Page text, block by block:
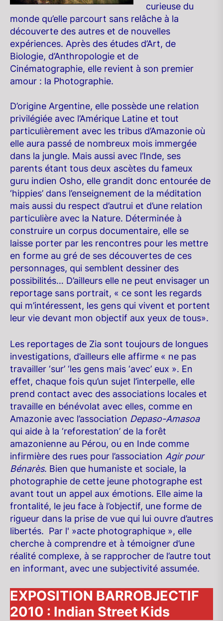
curieuse du
monde qu’elle parcourt sans relâche à la
découverte des autres et de nouvelles
expériences. Après des études d’Art, de
Biologie, d’Anthropologie et de
Cinématographie, elle revient à son premier
amour : la Photographie.
D’origine Argentine, elle possède une relation
privilégiée avec l’Amérique Latine et tout
particulièrement avec les tribus d’Amazonie où
elle aura passé de nombreux mois immergée
dans la jungle. Mais aussi avec l’Inde, ses
parents étant tous deux ascètes du fameux
guru indien Osho, elle grandit donc entourée de
‘hippies’ dans l’enseignement de la méditation
mais aussi du respect d’autrui et d’une relation
particulière avec la Nature. Déterminée à
construire un corpus documentaire, elle se
laisse porter par les rencontres pour les mettre
en forme au gré de ses découvertes de ces
personnages, qui semblent dessiner des
possibilités… D’ailleurs elle ne peut envisager un
reportage sans portrait, « ce sont les regards
qui m’intéressent, les gens qui vivent et portent
leur vie devant mon objectif aux yeux de tous».
Les reportages de Zia sont toujours de longues
investigations, d’ailleurs elle affirme « ne pas
travailler ‘sur’ ‘les gens mais ‘avec’ eux ». En
effet, chaque fois qu’un sujet l’interpelle, elle
prend contact avec des associations locales et
travaille en bénévolat avec elles, comme en
Amazonie avec l’association Depaso-Amasoa
qui aide à la ‘reforestation’ de la forêt
amazonienne au Pérou, ou en Inde comme
infirmière des rues pour l’association Agir pour
Bénarès. Bien que humaniste et sociale, la
photographie de cette jeune photographe est
avant tout un appel aux émotions. Elle aime la
frontalité, le jeu face à l’objectif, une forme de
rigueur dans la prise de vue qui lui ouvre d’autres
libertés. Par l' »acte photographique », elle
cherche à comprendre et à témoigner d’une
réalité complexe, à se rapprocher de l’autre tout
en informant, avec une subjectivité assumée.
EXPOSITION BARROBJECTIF
2010 : Indian Street Kids